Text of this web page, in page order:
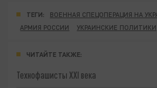
ТЕГИ: ВОЕННАЯ СПЕЦОПЕРАЦИЯ НА
АРМИЯ РОССИИ
УКРАИНСКИЕ ПОЛИТИКИ
ЧИТАЙТЕ ТАКЖЕ:
Технофашисты XXI века